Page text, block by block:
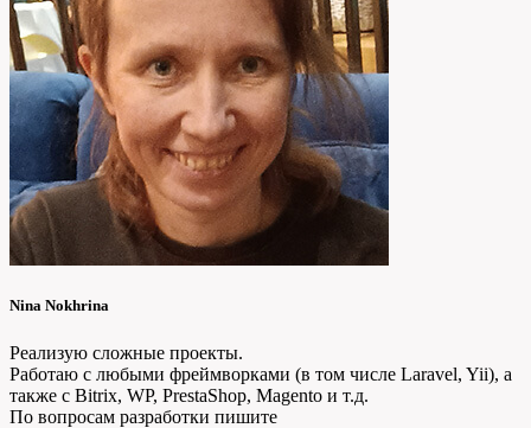
Nina Nokhrina
Реализую сложные проекты.
Работаю с любыми фреймворками (в том числе Laravel, Yii), а
также с Bitrix, WP, PrestaShop, Magento и т.д.
По вопросам разработки пишите